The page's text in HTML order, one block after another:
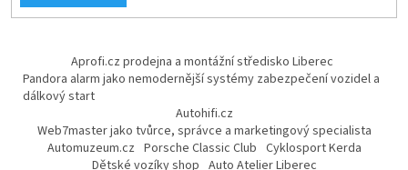
Aprofi.cz prodejna a montážní středisko Liberec
Pandora alarm jako nemodernější systémy zabezpečení vozidel a
dálkový start
Autohifi.cz
Web7master jako tvůrce, správce a marketingový specialista
Automuzeum.cz Porsche Classic Club Cyklosport Kerda
Dětské vozíky shop Auto Atelier Liberec